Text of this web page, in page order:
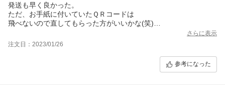
発送も早く良かった。
ただ、お手紙に付いていたＱＲコードは
飛べないので直してもらった方がいいかな(笑)
さらに表示
注文日：2023/01/26
参考になった